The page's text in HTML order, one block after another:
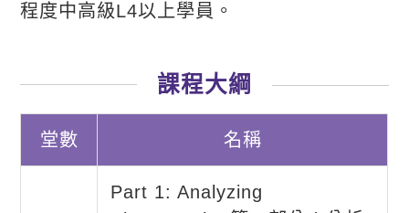
程度中高級L4以上學員。
課程大綱
堂數 名稱
Part 1: Analyzing